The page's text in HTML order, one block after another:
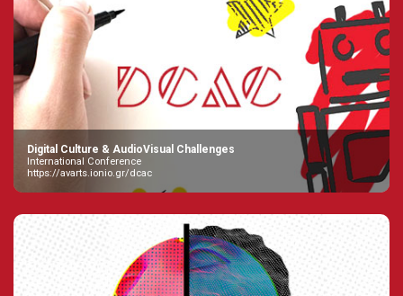
Digital Culture & AudioVisual Challenges
International Conference
https://avarts.ionio.gr/dcac